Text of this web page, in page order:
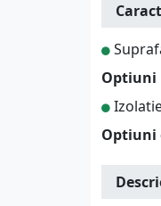
Optiuni